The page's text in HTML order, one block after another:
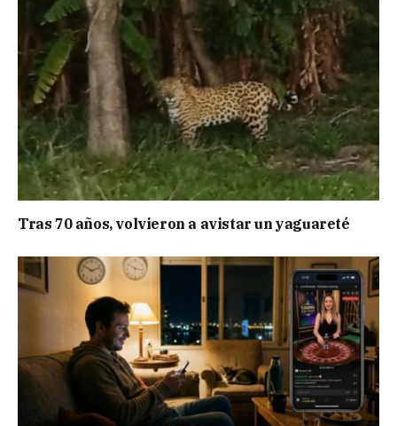
Tras 70 años, volvieron a avistar un yaguareté